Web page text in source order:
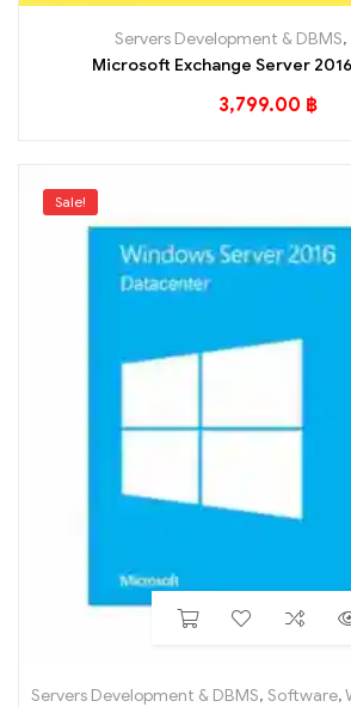
Servers Development & DBMS,
Microsoft Exchange Server
3,799.00 ฿
Sale!
Servers Development & DBMS, Software,